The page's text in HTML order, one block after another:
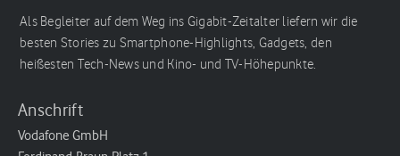
Als Begleiter auf dem Weg ins Gigabit-Zeitalter liefern wir die
besten Stories zu Smartphone-Highlights, Gadgets, den
heißesten Tech-News und Kino- und TV-Höhepunkte.
Anschrift
Vodafone GmbH